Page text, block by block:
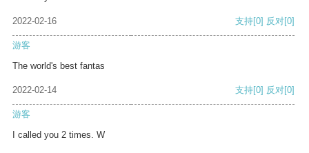
2022-02-16 支持[0] 反对[0]
游客
The world's best fantas
2022-02-14 支持[0] 反对[0]
游客
I called you 2 times. W